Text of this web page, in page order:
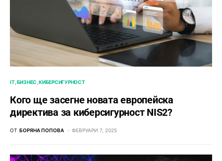
IT БИЗНЕС КИБЕРСИГУРНОСТ
Кого ще засегне новата европейска
директива за киберсигурност NIS2?
ОТ БОРЯНА ПОПОВА ФЕВРУАРИ 7, 2025